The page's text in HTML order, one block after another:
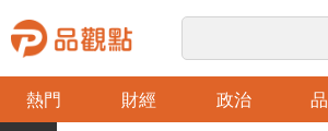
熱門 財經 政治
品